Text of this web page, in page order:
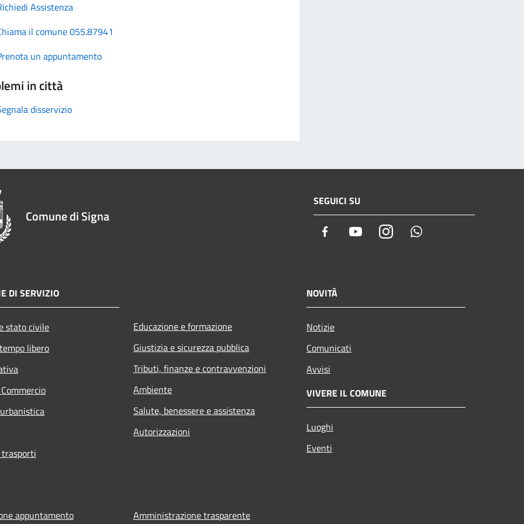
Assistenza
il comune 055.87941
un appuntamento
in città
disservizio
Comune di Signa
SEGUICI SU
Facebook YoutubeInstagram
DI SERVIZIO
stato civile
libero
Educazione e formazione
Giustizia e sicurezza pubblica
Tributi, finanze e contravvenzioni
Ambiente
Salute, benessere e assistenza
Autorizzazioni
NOVITÀ
Notizie
Comunicati
Avvisi
VIVERE IL COMUNE
Luoghi
Eventi
appuntamento Amministrazione trasparente